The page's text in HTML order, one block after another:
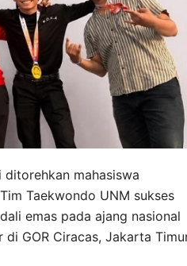
mahasiswa
Taekwondo UNM sukses
emas pada ajang nasional
GOR Ciracas, Jakarta